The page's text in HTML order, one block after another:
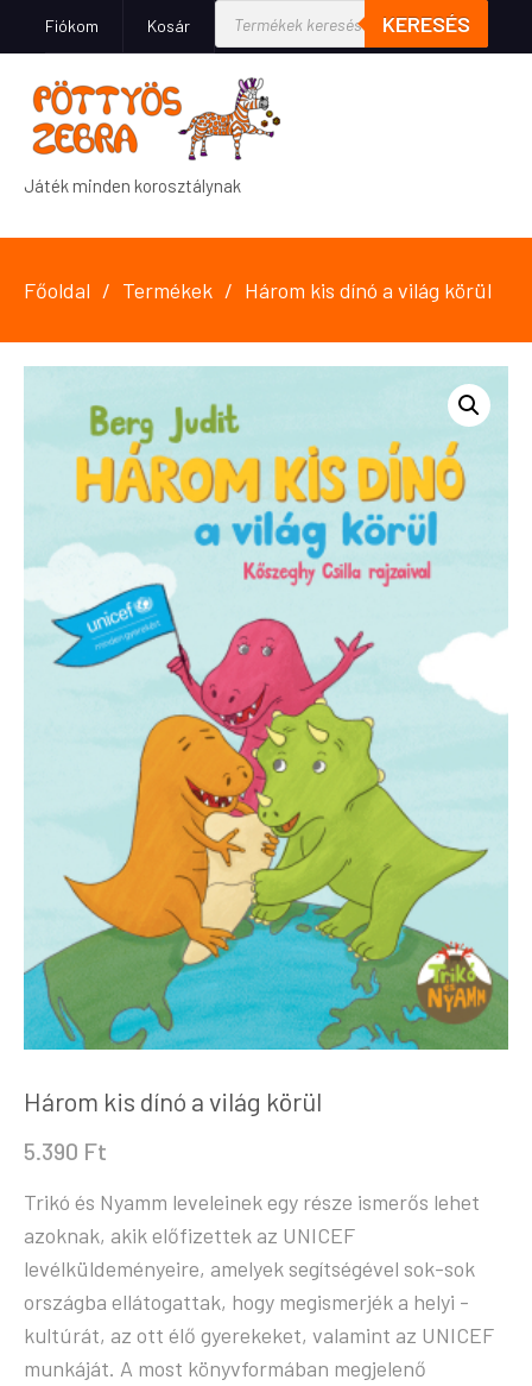
Fiókom Kosár KERESÉS
Játék minden korosztálynak
Főoldal Termékek Három kis dínó a világ körül
Három kis dínó a világ körül
5.390 Ft
Trikó és Nyamm leveleinek egy része ismerős ­lehet
azoknak, akik előfizettek az UNICEF
levélküldeményeire, amelyek segítségével sok-sok
ország­ba ellátogattak, hogy megismerjék a helyi ­
kultúrát, az ott élő gyerekeket, valamint az UNICEF
munkáját. A most könyvformában megjelenő